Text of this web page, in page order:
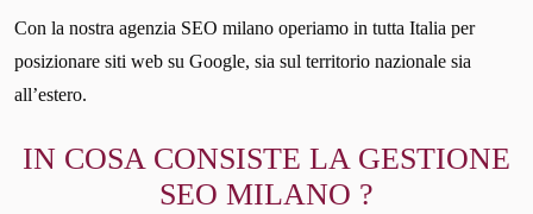
Con la nostra agenzia SEO milano operiamo in tutta Italia per
posizionare siti web su Google, sia sul territorio nazionale sia
all’estero.
IN COSA CONSISTE LA GESTIONE
SEO MILANO ?